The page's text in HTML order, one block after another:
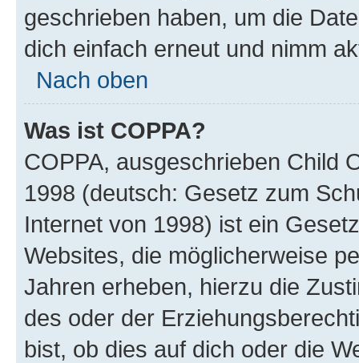
geschrieben haben, um die
dich einfach erneut und nimm
Nach oben
Was ist COPPA?
COPPA, ausgeschrieben Child
1998 (deutsch: Gesetz zum
Internet von 1998) ist ein
Websites, die möglicherweise
Jahren erheben, hierzu die
des oder der
bist, ob dies auf dich oder die